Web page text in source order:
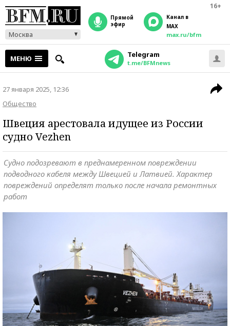
16+
Москва
прямой
эфир
Канал в
MAX
max.ru/bfm
МЕНЮ Telegram
t.me/BFMnews
27 января 2025, 12:36
Общество
Швеция арестовала идущее из России
судно Vezhen
Судно подозревают в преднамеренном повреждении
подводного кабеля между Швецией и Латвией. Характер
повреждений определят только после начала ремонтных
работ